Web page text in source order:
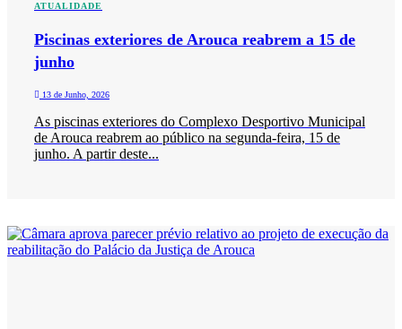
ATUALIDADE
Piscinas exteriores de Arouca reabrem a 15 de
junho
13 de Junho, 2026
As piscinas exteriores do Complexo Desportivo Municipal
de Arouca reabrem ao público na segunda-feira, 15 de
junho. A partir deste...